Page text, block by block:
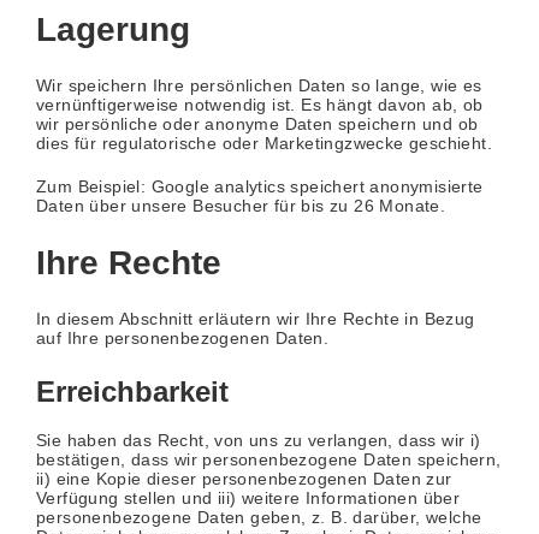
Lagerung
Wir speichern Ihre persönlichen Daten so lange, wie es
vernünftigerweise notwendig ist. Es hängt davon ab, ob
wir persönliche oder anonyme Daten speichern und ob
dies für regulatorische oder Marketingzwecke geschieht.
Zum Beispiel: Google analytics speichert anonymisierte
Daten über unsere Besucher für bis zu 26 Monate.
Ihre Rechte
In diesem Abschnitt erläutern wir Ihre Rechte in Bezug
auf Ihre personenbezogenen Daten.
Erreichbarkeit
Sie haben das Recht, von uns zu verlangen, dass wir i)
bestätigen, dass wir personenbezogene Daten speichern,
ii) eine Kopie dieser personenbezogenen Daten zur
Verfügung stellen und iii) weitere Informationen über
personenbezogene Daten geben, z. B. darüber, welche